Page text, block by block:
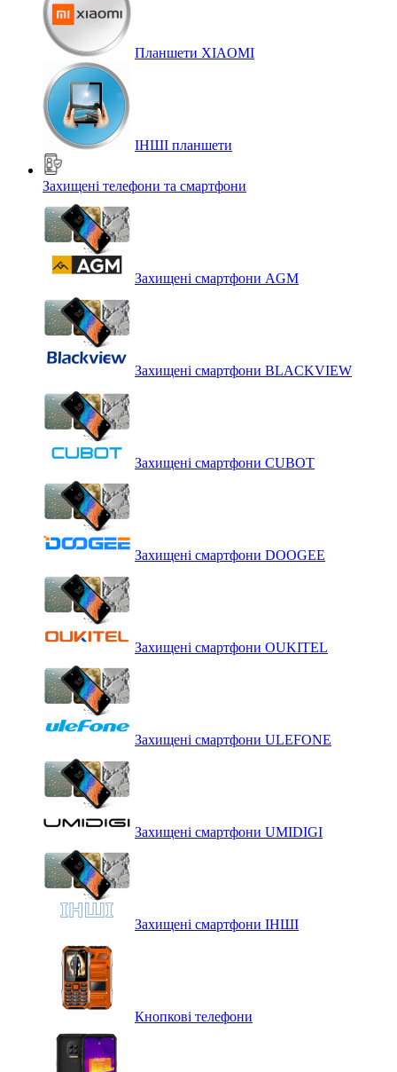
Планшети XIAOMI
ІНШІ планшети
Захищені телефони та смартфони
Захищені смартфони AGM
Захищені смартфони BLACKVIEW
Захищені смартфони CUBOT
Захищені смартфони DOOGEE
Захищені смартфони OUKITEL
Захищені смартфони ULEFONE
Захищені смартфони UMIDIGI
Захищені смартфони ІНШІ
Кнопкові телефони